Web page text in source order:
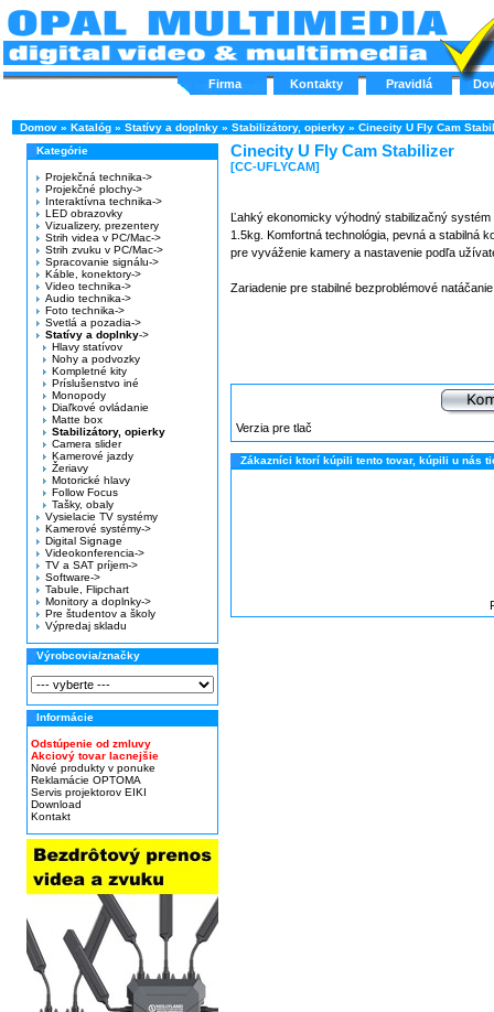
Firma Kontakty Pravidlá
Domov » Katalóg » Statívy a doplnky » Stabilizátory, opierky » Cinecity U Fly Cam
Kategórie
Projekčná technika->
Projekčné plochy->
Interaktívna technika->
LED obrazovky
Vizualizery, prezentery
Strih videa v PC/Mac->
Strih zvuku v PC/Mac->
Spracovanie signálu->
Káble, konektory->
Video technika->
Audio technika->
Foto technika->
Svetlá a pozadia->
Statívy a doplnky->
Hlavy statívov
Nohy a podvozky
Kompletné kity
Príslušenstvo iné
Monopody
Diaľkové ovládanie
Matte box
Stabilizátory, opierky
Camera slider
Kamerové jazdy
Žeriavy
Motorické hlavy
Follow Focus
Tašky, obaly
Vysielacie TV systémy
Kamerové systémy->
Digital Signage
Videokonferencia->
TV a SAT príjem->
Software->
Tabule, Flipchart
Monitory a doplnky->
Pre študentov a školy
Výpredaj skladu
Výrobcovia/značky
Informácie
Odstúpenie od zmluvy
Akciový tovar lacnejšie
Nové produkty v ponuke
Reklamácie OPTOMA
Servis projektorov EIKI
Download
Kontakt
Cinecity U Fly Cam Stabilizer
[CC-UFLYCAM]
Ľahký ekonomicky výhodný stabilizačný
1.5kg. Komfortná technológia, pevná a stabilná
pre vyváženie kamery a nastavenie podľa
Zariadenie pre stabilné bezproblémové
Verzia pre tlač
Zákazníci ktorí kúpili tento tovar, kúpili u nás